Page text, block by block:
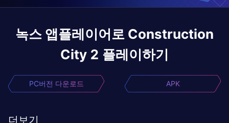
녹스 앱플레이어로 Construction
City 2 플레이하기
PC버전 다운로드 APK
더보기